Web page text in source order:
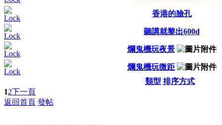
香港的臉孔
聽講就黎出600d
爛鬼機玩夜景
爛鬼機玩微距
類型 排序方式
12下一頁
返回首頁 發帖